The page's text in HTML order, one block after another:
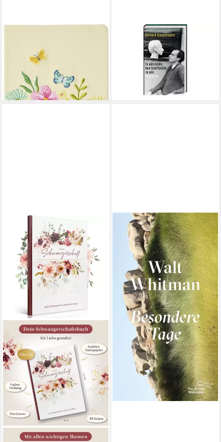
bestickt, A5 - 240 Seiten,
beige / diverse
16,99 €
lieferbar - in 2-3 Werktagen bei dir
Tagebuch Es wäre schön, kein
Schriftsteller zu sein
lieferbar - in 9-11 Werktagen bei
EULENTALER
Besondere Tage / Walt
Whitman
48,00 €
lieferbar - in 4-5 Werktagen bei dir